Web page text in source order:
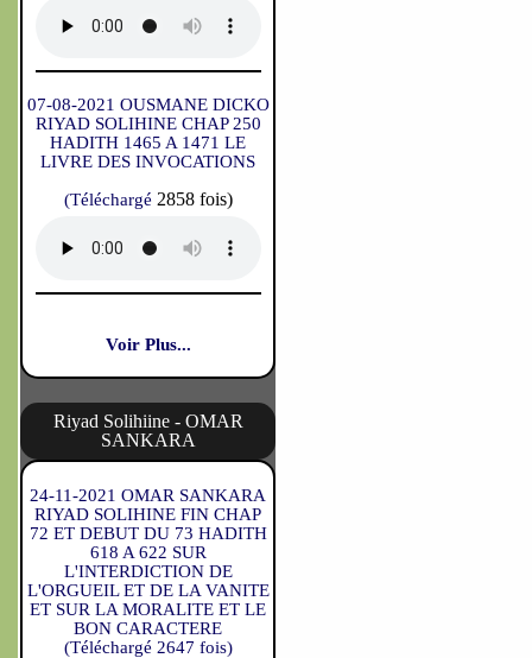
07-08-2021 OUSMANE DICKO
RIYAD SOLIHINE CHAP 250
HADITH 1465 A 1471 LE
LIVRE DES INVOCATIONS
(Téléchargé 2858 fois)
Voir Plus...
Riyad Solihiine - OMAR
SANKARA
24-11-2021 OMAR SANKARA
RIYAD SOLIHINE FIN CHAP
72 ET DEBUT DU 73 HADITH
618 A 622 SUR
L'INTERDICTION DE
L'ORGUEIL ET DE LA VANITE
ET SUR LA MORALITE ET LE
BON CARACTERE
(Téléchargé 2647 fois)